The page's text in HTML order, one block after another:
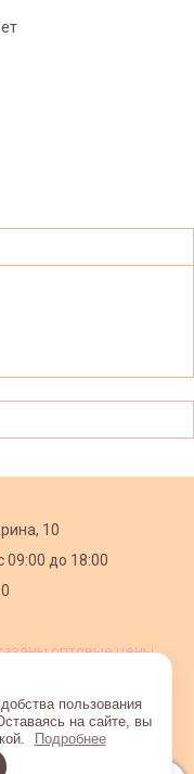
10
09:00 до 18:00
оптовые цены,
пользования
на сайте, вы
Подробнее